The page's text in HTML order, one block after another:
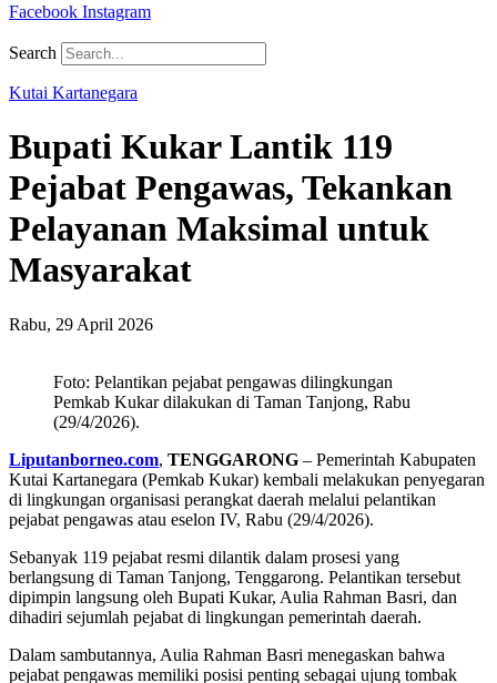
Facebook Instagram
Search
Kutai Kartanegara
Bupati Kukar Lantik 119
Pejabat Pengawas, Tekankan
Pelayanan Maksimal untuk
Masyarakat
Rabu, 29 April 2026
Foto: Pelantikan pejabat pengawas dilingkungan
Pemkab Kukar dilakukan di Taman Tanjong, Rabu
(29/4/2026).
Liputanborneo.com, TENGGARONG – Pemerintah Kabupaten
Kutai Kartanegara (Pemkab Kukar) kembali melakukan penyegaran
di lingkungan organisasi perangkat daerah melalui pelantikan
pejabat pengawas atau eselon IV, Rabu (29/4/2026).
Sebanyak 119 pejabat resmi dilantik dalam prosesi yang
berlangsung di Taman Tanjong, Tenggarong. Pelantikan tersebut
dipimpin langsung oleh Bupati Kukar, Aulia Rahman Basri, dan
dihadiri sejumlah pejabat di lingkungan pemerintah daerah.
Dalam sambutannya, Aulia Rahman Basri menegaskan bahwa
pejabat pengawas memiliki posisi penting sebagai ujung tombak